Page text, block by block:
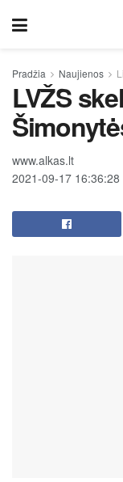
Pradžia Naujienos
LVŽS
www.alkas.lt
2021-09-17 16:36:28